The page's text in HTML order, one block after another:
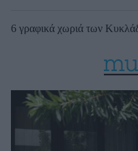
6 γραφικά χωριά των